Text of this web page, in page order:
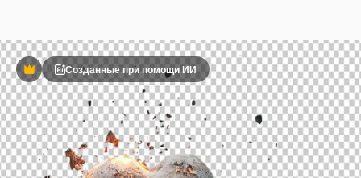
ПремиумСозданные при помощи ИИ